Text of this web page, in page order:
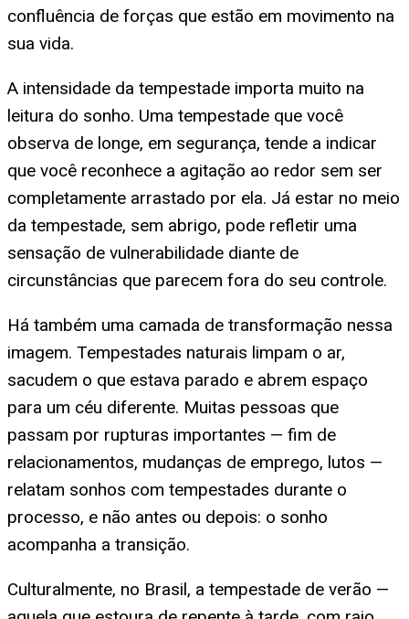
confluência de forças que estão em movimento na
sua vida.
A intensidade da tempestade importa muito na
leitura do sonho. Uma tempestade que você
observa de longe, em segurança, tende a indicar
que você reconhece a agitação ao redor sem ser
completamente arrastado por ela. Já estar no meio
da tempestade, sem abrigo, pode refletir uma
sensação de vulnerabilidade diante de
circunstâncias que parecem fora do seu controle.
Há também uma camada de transformação nessa
imagem. Tempestades naturais limpam o ar,
sacudem o que estava parado e abrem espaço
para um céu diferente. Muitas pessoas que
passam por rupturas importantes — fim de
relacionamentos, mudanças de emprego, lutos —
relatam sonhos com tempestades durante o
processo, e não antes ou depois: o sonho
acompanha a transição.
Culturalmente, no Brasil, a tempestade de verão —